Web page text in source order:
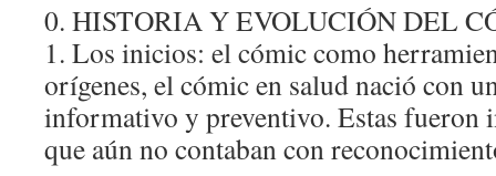
0. HISTORIA Y EVOLUCIÓN DEL
1. Los inicios: el cómic como
orígenes, el cómic en salud nació con
informativo y preventivo. Estas fueron
que aún no contaban con